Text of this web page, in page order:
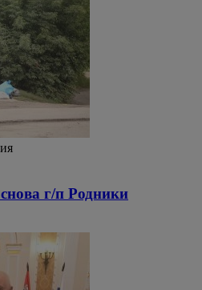
г/п Родники